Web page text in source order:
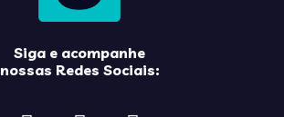
Siga e acompanhe
nossas Redes Sociais: